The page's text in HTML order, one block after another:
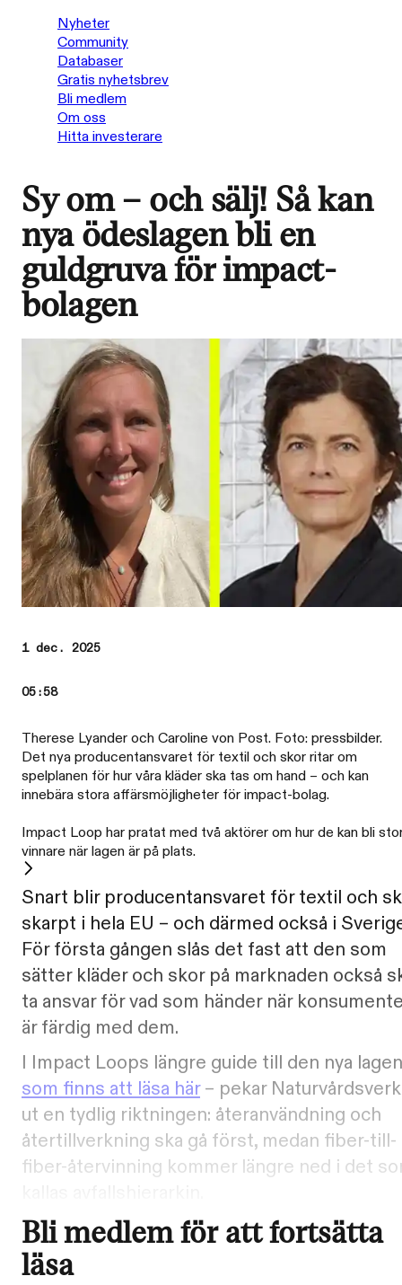
Nyheter
Community
Databaser
Gratis nyhetsbrev
Bli medlem
Om oss
Hitta investerare
Sy om – och sälj! Så kan
nya ödeslagen bli en
guldgruva för impact-
bolagen
1 dec. 2025
05:58
Therese Lyander och Caroline von Post. Foto: pressbilder.
Det nya producentansvaret för textil och skor ritar om
spelplanen för hur våra kläder ska tas om hand – och kan
innebära stora affärsmöjligheter för impact-bolag.
Impact Loop har pratat med två aktörer om hur de kan bli
vinnare när lagen är på plats.
Snart blir producentansvaret för textil och
skarpt i hela EU – och därmed också i
För första gången slås det fast att den som
sätter kläder och skor på marknaden också
ta ansvar för vad som händer när
är färdig med dem.
I Impact Loops längre guide till den nya
som finns att läsa här– pekar
ut en tydlig riktningen: återanvändning och
återtillverkning ska gå först, medan fiber-till-
fiber-återvinning kommer längre ned i det
Bli medlem för att fortsätta
läsa